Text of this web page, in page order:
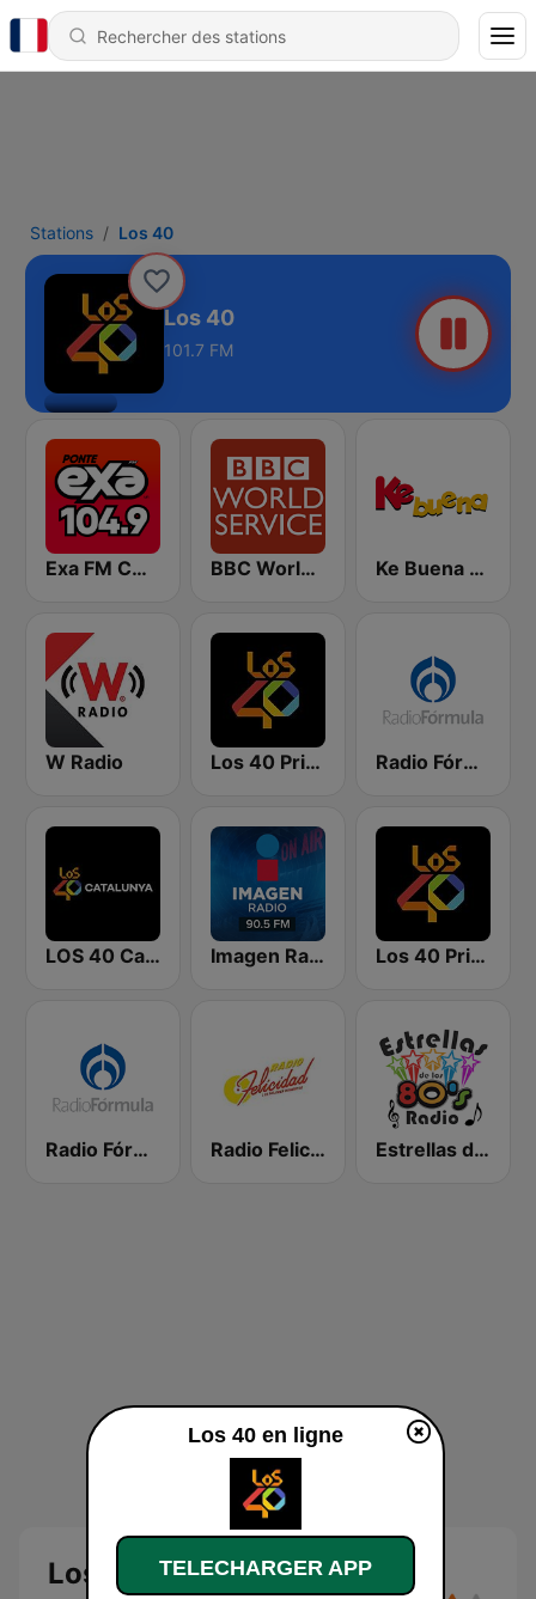
Stations Los 40
Los 40
101.7 FM
Exa FM CDMX BBC World Service Ke Buena 92.9 FM
W Radio Los 40 Principales Radio Fórmula 104.1 FM
LOS 40 Catalunya Imagen Radio 90.5 FM Los 40 Principales
Radio Fórmula 103.3 FM Radio Felicidad 1180 AM Estrellas de los 80s
Los 40
Los 40 en ligne
TELECHARGER APP